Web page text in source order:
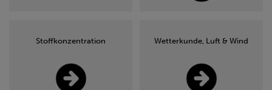
Stoffkonzentration Wetterkunde, Luft & Wind